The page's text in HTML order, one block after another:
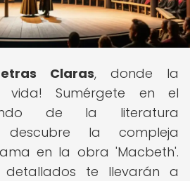
Claras, donde la
vida! Sumérgete en el
de la literatura
la compleja
en la obra 'Macbeth'.
detallados te llevarán a